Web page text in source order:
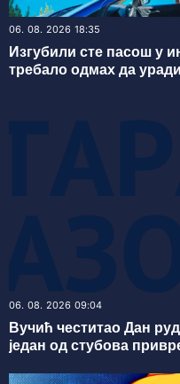
06. 08. 2026 18:35
Изгубили сте пасош у
требало одмах да
06. 08. 2026 09:04
Вучић честитао Дан
један од стубова